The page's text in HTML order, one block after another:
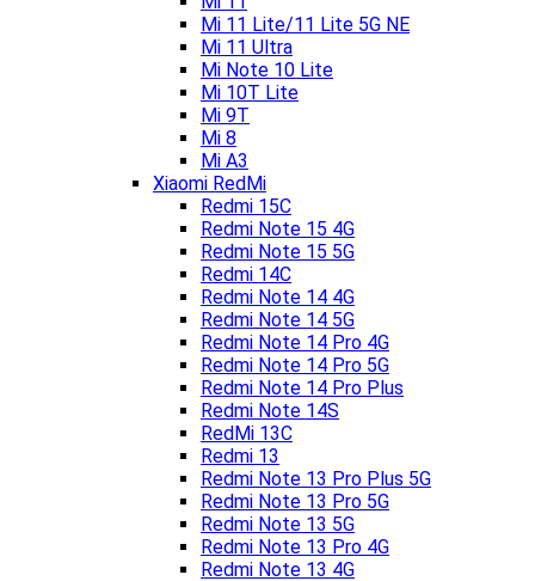
Mi 11 Lite/11 Lite 5G NE
Mi 11 Ultra
Mi Note 10 Lite
Mi 10T Lite
Mi 9T
Mi 8
Mi A3
Xiaomi RedMi
Redmi 15C
Redmi Note 15 4G
Redmi Note 15 5G
Redmi 14C
Redmi Note 14 4G
Redmi Note 14 5G
Redmi Note 14 Pro 4G
Redmi Note 14 Pro 5G
Redmi Note 14 Pro Plus
Redmi Note 14S
RedMi 13C
Redmi 13
Redmi Note 13 Pro Plus 5G
Redmi Note 13 Pro 5G
Redmi Note 13 5G
Redmi Note 13 Pro 4G
Redmi Note 13 4G